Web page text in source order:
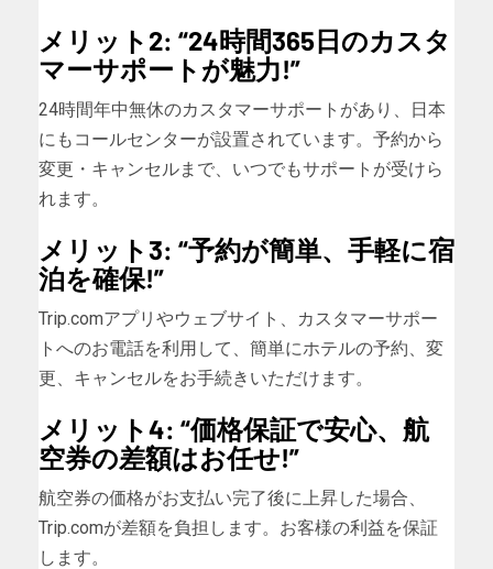
メリット2: “24時間365日のカスタ
マーサポートが魅力!”
24時間年中無休のカスタマーサポートがあり、日本
にもコールセンターが設置されています。予約から
変更・キャンセルまで、いつでもサポートが受けら
れます。
メリット3: “予約が簡単、手軽に宿
泊を確保!”
Trip.comアプリやウェブサイト、カスタマーサポー
トへのお電話を利用して、簡単にホテルの予約、変
更、キャンセルをお手続きいただけます。
メリット4: “価格保証で安心、航
空券の差額はお任せ!”
航空券の価格がお支払い完了後に上昇した場合、
Trip.comが差額を負担します。お客様の利益を保証
します。